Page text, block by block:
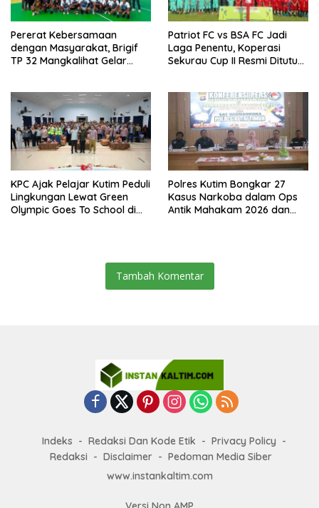
Pererat Kebersamaan
dengan Masyarakat, Brigif
TP 32 Mangkalihat Gelar
Patriot FC vs BSA FC Jadi
Laga Penentu, Koperasi
Sekurau Cup II Resmi Ditutup
KPC Ajak Pelajar Kutim Peduli
Lingkungan Lewat Green
Olympic Goes To School di
Polres Kutim Bongkar 27
Kasus Narkoba dalam Ops
Antik Mahakam 2026 dan
Tambah Komentar
Indeks Redaksi Dan Kode Etik
Privacy Policy
Redaksi
Disclaimer
Pedoman Media Siber
www.instankaltim.com